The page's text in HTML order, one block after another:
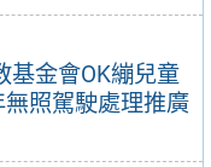
基金會OK繃兒童
照駕駛處理推廣